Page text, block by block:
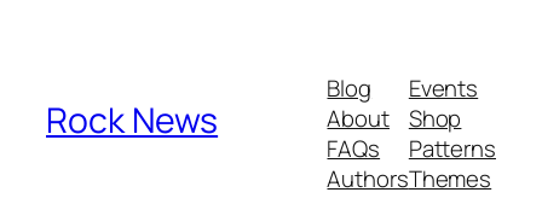
Rock News
Blog
About
FAQs
Authors
Events
Shop
Patterns
Themes